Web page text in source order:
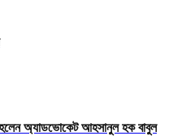
হলেন অ্যাডভোকেট আহসানুল হক বাবুল